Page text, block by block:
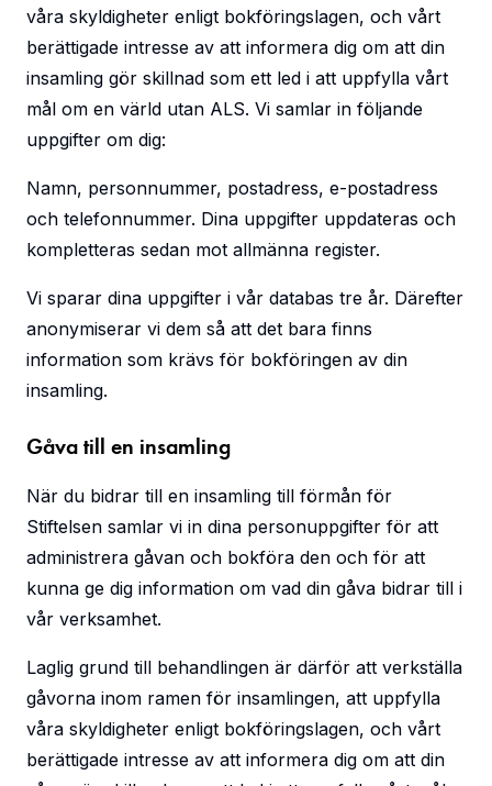
våra skyldigheter enligt bokföringslagen, och vårt
berättigade intresse av att informera dig om att din
insamling gör skillnad som ett led i att uppfylla vårt
mål om en värld utan ALS. Vi samlar in följande
uppgifter om dig:
Namn, personnummer, postadress, e-postadress
och telefonnummer. Dina uppgifter uppdateras och
kompletteras sedan mot allmänna register.
Vi sparar dina uppgifter i vår databas tre år. Därefter
anonymiserar vi dem så att det bara finns
information som krävs för bokföringen av din
insamling.
Gåva till en insamling
När du bidrar till en insamling till förmån för
Stiftelsen samlar vi in dina personuppgifter för att
administrera gåvan och bokföra den och för att
kunna ge dig information om vad din gåva bidrar till i
vår verksamhet.
Laglig grund till behandlingen är därför att verkställa
gåvorna inom ramen för insamlingen, att uppfylla
våra skyldigheter enligt bokföringslagen, och vårt
berättigade intresse av att informera dig om att din